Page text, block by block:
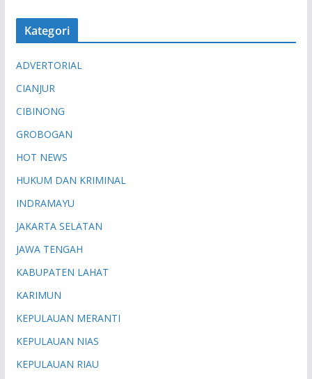
Kategori
ADVERTORIAL
CIANJUR
CIBINONG
GROBOGAN
HOT NEWS
HUKUM DAN KRIMINAL
INDRAMAYU
JAKARTA SELATAN
JAWA TENGAH
KABUPATEN LAHAT
KARIMUN
KEPULAUAN MERANTI
KEPULAUAN NIAS
KEPULAUAN RIAU